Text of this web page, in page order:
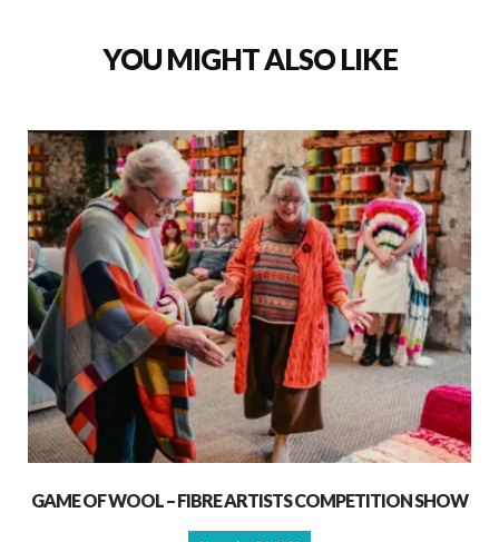
YOU MIGHT ALSO LIKE
GAME OF WOOL – FIBRE ARTISTS COMPETITION SHOW